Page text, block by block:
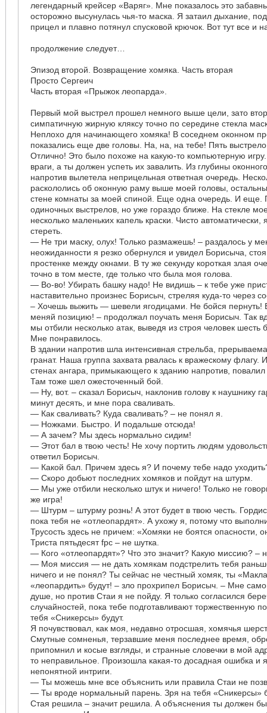
легендарный крейсер «Варяг». Мне показалось это
осторожно высунулась чья-то маска. Я затаил дыхание,
прицел и плавно потянул спусковой крючок. Вот тут все и
продолжение следует…
Эпизод второй. Возвращение хомяка. Часть вторая
Просто Сергеич
Часть вторая «Прыжок леопарда».
Первый мой выстрел прошел немного выше цели, зато
симпатичную жирную кляксу точно по середине стекла
Неплохо для начинающего хомяка! В соседнем оконном
показались еще две головы. На, на, на тебе! Пять
Отлично! Это было похоже на какую-то компьютерную
враги, а ты должен успеть их завалить. Из глубины
напротив вылетела неприцельная ответная очередь.
раскололись об оконную раму выше моей головы,
стене комнаты за моей спиной. Еще одна очередь. И еще.
одиночных выстрелов, но уже гораздо ближе. На стекле
несколько маленьких капель краски. Чисто автоматически,
стереть.
— Не три маску, олух! Только размажешь! – раздалось у
неожиданности я резко обернулся и увидел Борисыча,
простенке между окнами. В ту же секунду короткая злая
точно в том месте, где только что была моя голова.
— Во-во! Убирать башку надо! Не видишь – к тебе уже
наставительно произнес Борисыч, стреляя куда-то через
– Хочешь выжить — шевели ягодицами. Не бойся пернуть!
меняй позицию! – продолжал поучать меня Борисыч. Так
мы отбили несколько атак, выведя из строя человек шесть
Мне понравилось.
В здании напротив шла интенсивная стрельба,
гранат. Наша группа захвата рвалась к вражескому флагу.
стенах ангара, примыкающего к зданию напротив,
Там тоже шел ожесточенный бой.
— Ну, вот. – сказал Борисыч, наклонив голову к наушнику
минут десять, и мне пора сваливать.
— Как сваливать? Куда сваливать? – не понял я.
— Ножками. Быстро. И подальше отсюда!
— А зачем? Мы здесь нормально сидим!
— Этот бал в твою честь! Не хочу портить людям
ответил Борисыч.
— Какой бал. Причем здесь я? И почему тебе надо
— Скоро добьют последних хомяков и пойдут на штурм.
— Мы уже отбили несколько штук и ничего! Только не
же игра!
— Штурм – штурму рознь! А этот будет в твою честь.
пока тебя не «отлеопардят». А ухожу я, потому что
Трусость здесь не причем: «Хомяки не боятся опасности,
Триста пятьдесят fpc – не шутка.
— Кого «отлеопардят»? Что это значит? Какую миссию? –
— Моя миссия — не дать хомякам подстрелить тебя
ничего и не понял? Ты сейчас не честный хомяк, ты
«леопардить» будут! – зло прохрипел Борисыч. – Мне
душе, но против Стаи я не пойду. Я только согласился
случайностей, пока тебе подготавливают торжественную
тебя «Сникерсы» будут.
Я почувствовал, как моя, недавно отросшая, хомячья
Смутные сомненья, терзавшие меня последнее время,
припомнил и косые взгляды, и странные словечки в мой
то неправильное. Произошла какая-то досадная ошибка и
непонятной интриги.
— Ты можешь мне все объяснить или правила Стаи не
— Ты вроде нормальный парень. Зря на тебя «Сникерсы»
Стая решила – значит решила. А объяснения ты должен